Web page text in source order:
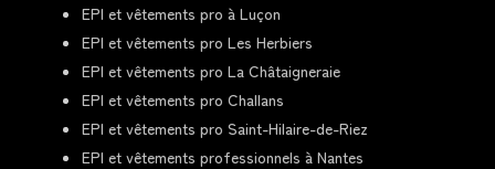
EPI et vêtements pro à Luçon
EPI et vêtements pro Les Herbiers
EPI et vêtements pro La Châtaigneraie
EPI et vêtements pro Challans
EPI et vêtements pro Saint-Hilaire-de-Riez
EPI et vêtements professionnels à Nantes